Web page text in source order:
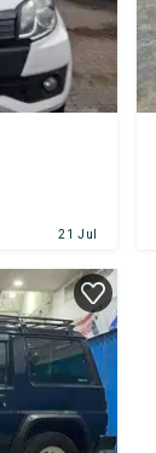
21 Jul